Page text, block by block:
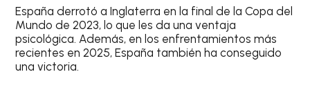
España derrotó a Inglaterra en la final de la Copa del
Mundo de 2023, lo que les da una ventaja
psicológica. Además, en los enfrentamientos más
recientes en 2025, España también ha conseguido
una victoria.